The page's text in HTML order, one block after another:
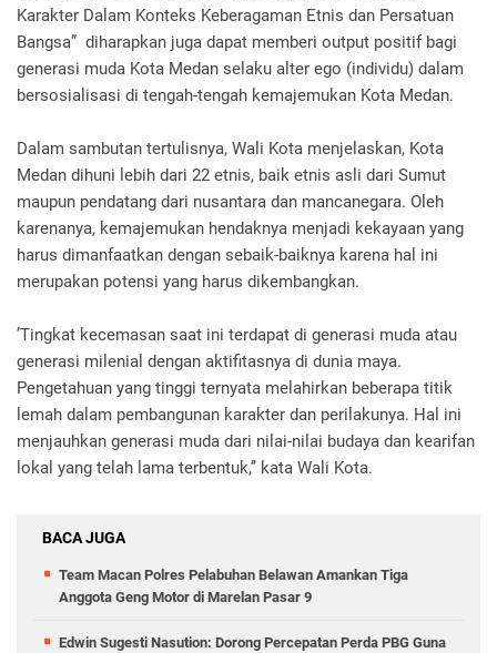
Karakter Dalam Konteks Keberagaman Etnis dan Persatuan
Bangsa” diharapkan juga dapat memberi output positif bagi
generasi muda Kota Medan selaku alter ego (individu) dalam
bersosialisasi di tengah-tengah kemajemukan Kota Medan.
Dalam sambutan tertulisnya, Wali Kota menjelaskan, Kota
Medan dihuni lebih dari 22 etnis, baik etnis asli dari Sumut
maupun pendatang dari nusantara dan mancanegara. Oleh
karenanya, kemajemukan hendaknya menjadi kekayaan yang
harus dimanfaatkan dengan sebaik-baiknya karena hal ini
merupakan potensi yang harus dikembangkan.
’Tingkat kecemasan saat ini terdapat di generasi muda atau
generasi milenial dengan aktifitasnya di dunia maya.
Pengetahuan yang tinggi ternyata melahirkan beberapa titik
lemah dalam pembangunan karakter dan perilakunya. Hal ini
menjauhkan generasi muda dari nilai-nilai budaya dan kearifan
lokal yang telah lama terbentuk,’’ kata Wali Kota.
BACA JUGA
Team Macan Polres Pelabuhan Belawan Amankan Tiga
Anggota Geng Motor di Marelan Pasar 9
Edwin Sugesti Nasution: Dorong Percepatan Perda PBG Guna